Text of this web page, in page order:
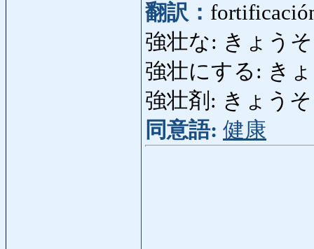
翻訳：
強壮な: きょうそ
強壮にする: き
強壮剤: きょう
同意語: 健康